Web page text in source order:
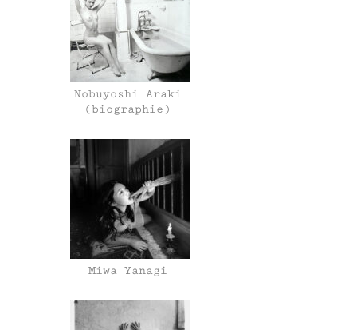
Nobuyoshi Araki
(biographie)
Miwa Yanagi